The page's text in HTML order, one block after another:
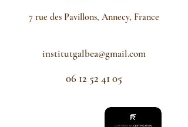
7 rue des Pavillons, Annecy, France
institutgalbea@gmail.com
06 12 52 41 05